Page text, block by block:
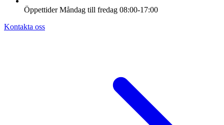
Öppettider Måndag till fredag 08:00-17:00
Kontakta oss